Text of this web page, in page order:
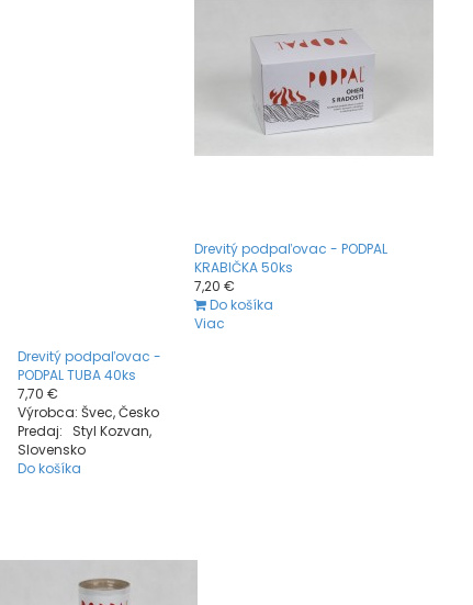
Drevitý podpaľovac - PODPAL
KRABIČKA 50ks
7,20 €
Do košíka
Viac
Drevitý podpaľovac -
PODPAL TUBA 40ks
7,70 €
Výrobca: Švec, Česko
Predaj: Styl Kozvan,
Slovensko
Do košíka